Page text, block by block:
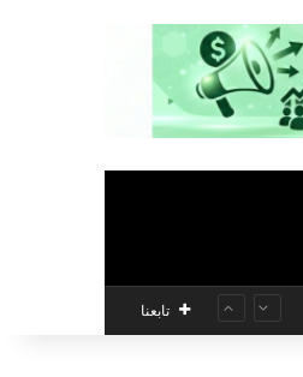
تابعنا